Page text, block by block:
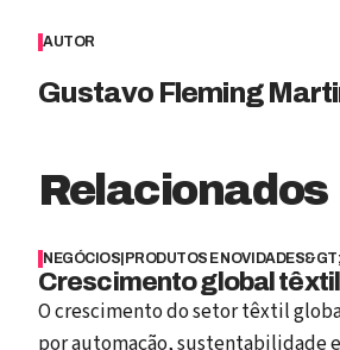
AUTOR
Gustavo Fleming
Relacionados
NEGÓCIOS PRODUTOS E
Crescimento global
O crescimento do setor têxtil
por automação, sustentabilidade